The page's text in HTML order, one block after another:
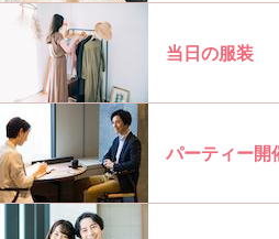
当日の服装
パーティー開